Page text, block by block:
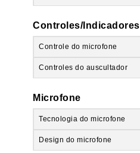
Controles/Indicadores
Controle do microfone
Controles do auscultador
Microfone
Tecnologia do microfone
Design do microfone